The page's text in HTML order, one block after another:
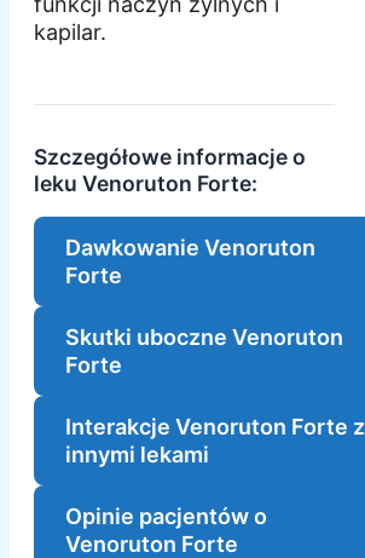
kapilar.
Szczegółowe informacje o
leku Venoruton Forte:
Dawkowanie Venoruton
Forte
Skutki uboczne Venoruton
Forte
Interakcje Venoruton Forte z
innymi lekami
Opinie pacjentów o
Venoruton Forte